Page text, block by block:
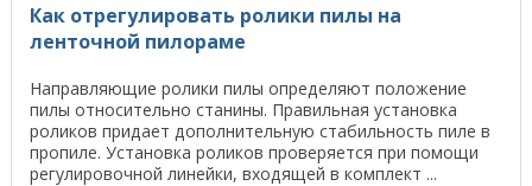
Как отрегулировать ролики пилы на
ленточной пилораме
Направляющие ролики пилы определяют положение
пилы относительно станины. Правильная установка
роликов придает дополнительную стабильность пиле в
пропиле. Установка роликов проверяется при помощи
регулировочной линейки, входящей в комплект ...